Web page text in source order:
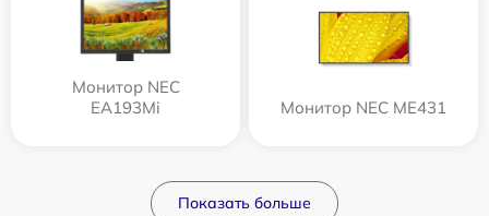
Монитор NEC
EA193Mi
Монитор NEC ME431
Показать больше